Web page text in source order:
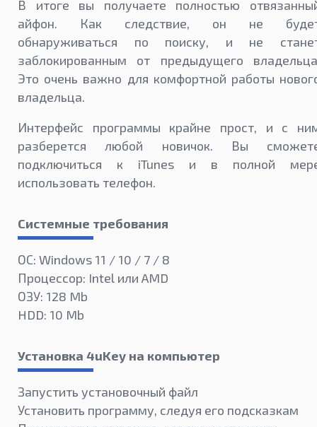
В итоге вы получаете полностью
айфон. Как следствие, он не
обнаруживаться по поиску, и не
заблокированным от предыдущего
Это очень важно для комфортной работы
владельца.
Интерфейс программы крайне прост, и с
разберется любой новичок. Вы
подключиться к iTunes и в полной
использовать телефон.
Системные требования
ОС: Windows 11 / 10 / 7 / 8
Процессор: Intel или AMD
ОЗУ: 128 Mb
HDD: 10 Mb
Установка 4uKey на компьютер
Запустить установочный файл
Установить программу, следуя его подсказкам